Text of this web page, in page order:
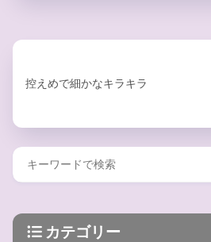
控えめで細かなキラキラ
カテゴリー